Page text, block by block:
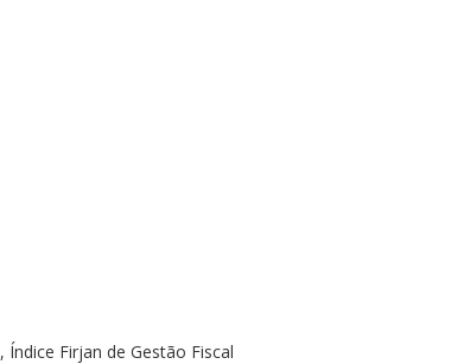
, Índice Firjan de Gestão Fiscal